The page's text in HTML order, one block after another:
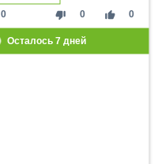
thumb_down 0 thumb_up 0
0
Осталось 7дней